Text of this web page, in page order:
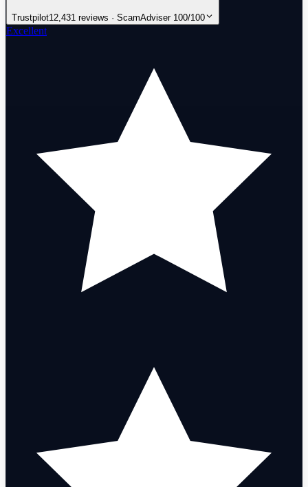
Trustpilot12,431 reviews · ScamAdviser 100/100
Excellent